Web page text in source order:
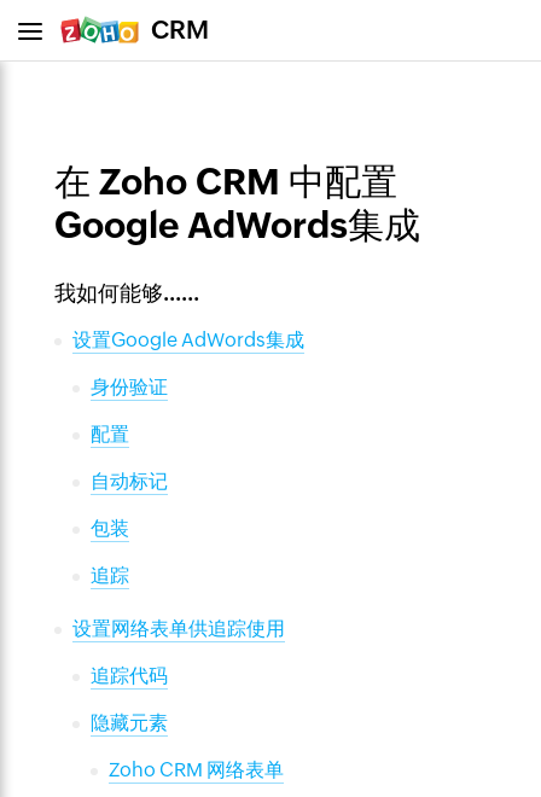
CRM
在 Zoho CRM 中配置
Google AdWords集成
我如何能够……
设置Google AdWords集成
身份验证
配置
自动标记
包装
追踪
设置网络表单供追踪使用
追踪代码
隐藏元素
Zoho CRM 网络表单